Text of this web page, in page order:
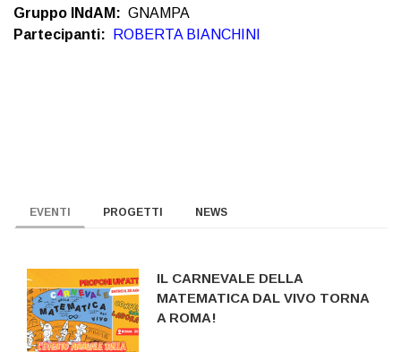
Gruppo INdAM
GNAMPA
Partecipanti
ROBERTA BIANCHINI
EVENTI PROGETTI NEWS
IL CARNEVALE DELLA
MATEMATICA DAL VIVO TORNA
A ROMA!